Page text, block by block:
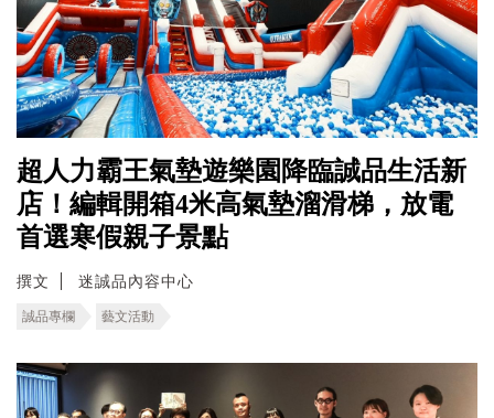
超人力霸王氣墊遊樂園降臨誠品生活新
店！編輯開箱4米高氣墊溜滑梯，放電
首選寒假親子景點
撰文 迷誠品內容中心
誠品專欄 藝文活動